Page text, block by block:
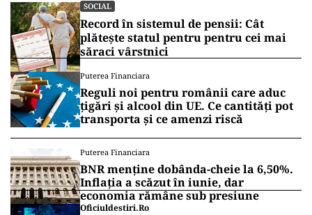
SOCIAL
Record în sistemul de pensii: Cât
plătește statul pentru pentru cei mai
săraci vârstnici
Puterea Financiara
Reguli noi pentru românii care aduc
țigări și alcool din UE. Ce cantități pot
transporta și ce amenzi riscă
Puterea Financiara
BNR menține dobânda-cheie la 6,50%.
Inflația a scăzut în iunie, dar
economia rămâne sub presiune
Oficiuldestiri.ro